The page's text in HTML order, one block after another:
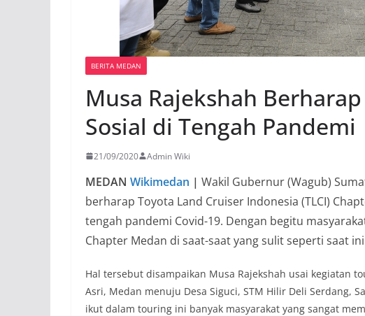
BERITA MEDAN
Musa Rajekshah
Sosial di Tengah Pandemi
21/09/2020 Admin Wiki
MEDAN Wikimedan | Wakil Gubernur (Wagub)
berharap Toyota Land Cruiser Indonesia (TLCI)
tengah pandemi Covid-19. Dengan begitu
Chapter Medan di saat-saat yang sulit seperti saat
Hal tersebut disampaikan Musa Rajekshah usai kegiatan
Asri, Medan menuju Desa Siguci, STM Hilir Deli Serdang,
ikut dalam touring ini banyak masyarakat yang sangat